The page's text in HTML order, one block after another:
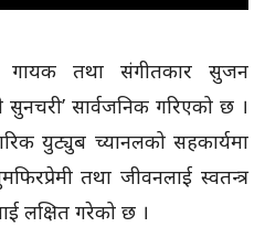
गायक तथा संगीतकार सुजन
सार्वजनिक गरिएको छ ।
युट्युब च्यानलको सहकार्यमा
तथा जीवनलाई स्वतन्त्र
लक्षित गरेको छ ।